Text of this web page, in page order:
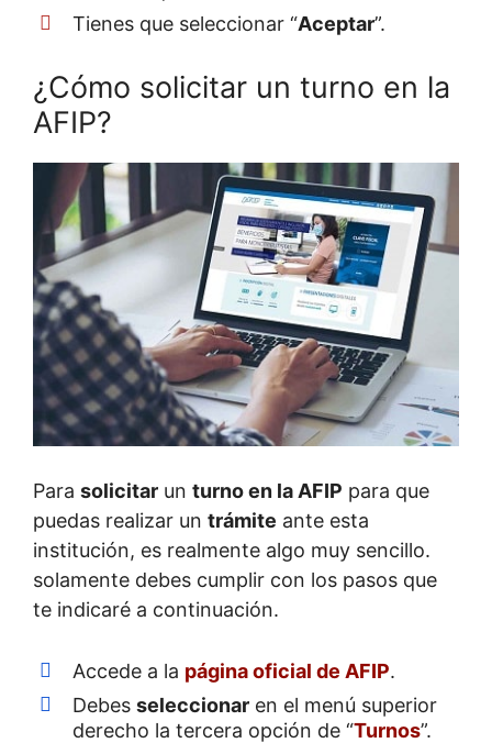
Tienes que seleccionar “Aceptar”.
¿Cómo solicitar un turno en la
AFIP?
Para solicitar un turno en la AFIP para que
puedas realizar un trámite ante esta
institución, es realmente algo muy sencillo.
solamente debes cumplir con los pasos que
te indicaré a continuación.
Accede a la página oficial de AFIP.
Debes seleccionar en el menú superior
derecho la tercera opción de “Turnos”.